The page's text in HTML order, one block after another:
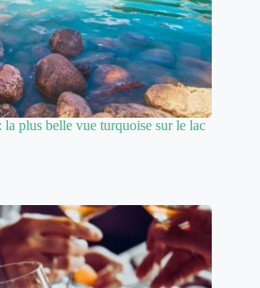
plus belle vue turquoise sur le lac